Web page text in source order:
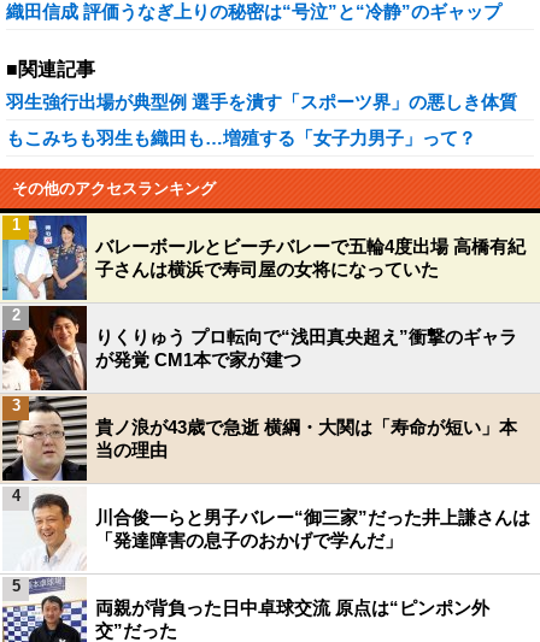
織田信成 評価うなぎ上りの秘密は“号泣”と“冷静”のギャップ
■関連記事
羽生強行出場が典型例 選手を潰す「スポーツ界」の悪しき体質
もこみちも羽生も織田も…増殖する「女子力男子」って？
その他のアクセスランキング
バレーボールとビーチバレーで五輪4度出場 高橋有紀
子さんは横浜で寿司屋の女将になっていた
1
りくりゅう プロ転向で“浅田真央超え”衝撃のギャラ
が発覚 CM1本で家が建つ
2
貴ノ浪が43歳で急逝 横綱・大関は「寿命が短い」本
当の理由
3
川合俊一らと男子バレー“御三家”だった井上謙さんは
「発達障害の息子のおかげで学んだ」
4
両親が背負った日中卓球交流 原点は“ピンポン外
交”だった
5